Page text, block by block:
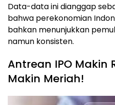
Data-data ini dianggap
bahwa perekonomian
bahkan menunjukkan
namun konsisten.
Antrean IPO Makin
Makin Meriah!